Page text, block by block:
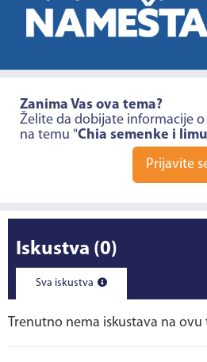
Zanima Vas ova tema?
Želite da dobijate informacije
na temu "Chia semenke i
Prijavite
Iskustva (0)
Sva iskustva
Trenutno nema iskustava na ovu